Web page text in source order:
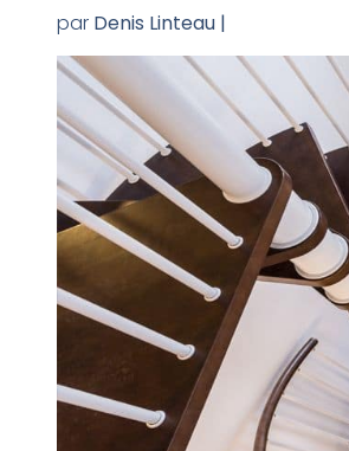
par Denis Linteau |